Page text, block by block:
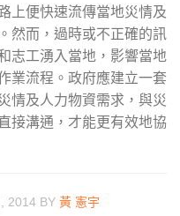
上便快速流傳當地災情及
然而，過時或不正確的訊
志工湧入當地，影響當地
業流程。政府應建立一套
情及人力物資需求，與災
接溝通，才能更有效地協
2014 BY 黃 憲宇